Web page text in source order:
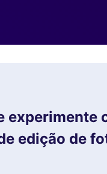
experimente
edição de